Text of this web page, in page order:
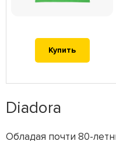
Купить
Diadora
Обладая почти 80-